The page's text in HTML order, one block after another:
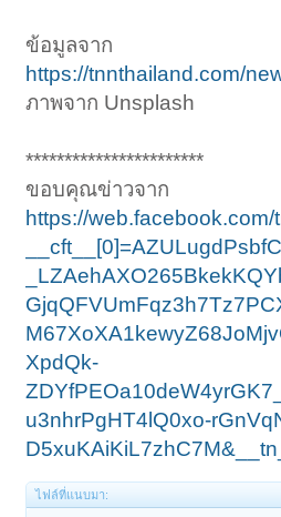
ข้อมูลจาก
https://tnnthailand.com/
ภาพจาก Unsplash
***********************
ขอบคุณข่าวจาก
https://
XpdQk-
u3nhrPgHT4lQ0xo-
ไฟล์ที่แนบมา: